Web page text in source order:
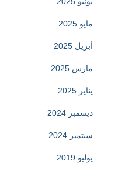
مايو 2025
أبريل 2025
مارس 2025
يناير 2025
ديسمبر 2024
سبتمبر 2024
يوليو 2019